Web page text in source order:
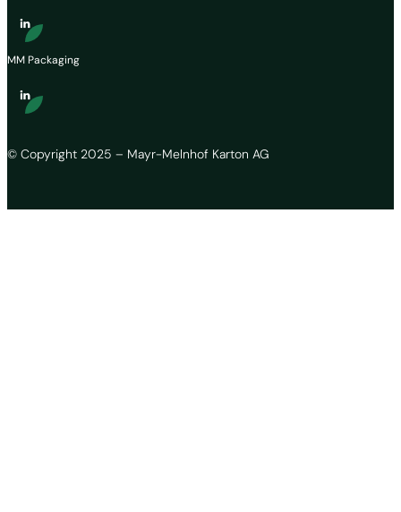
© Copyright 2025 – Mayr-Melnhof Karton AG
MM Packaging